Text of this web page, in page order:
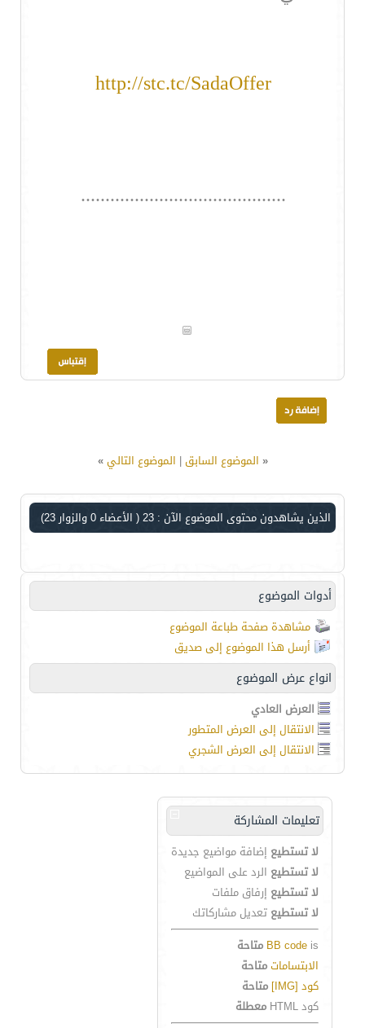
http://stc.tc/SadaOffer
..........................................
« الموضوع السابق| الموضوع التالي»
الذين يشاهدون محتوى الموضوع الآن : 23 ( الأعضاء 0 والزوار 23)
أدوات الموضوع
مشاهدة صفحة طباعة الموضوع
أرسل هذا الموضوع إلى صديق
انواع عرض الموضوع
العرض العادي
الانتقال إلى العرض المتطور
الانتقال إلى العرض الشجري
تعليمات المشاركة
لا تستطيع إضافة مواضيع جديدة
لا تستطيع الرد على المواضيع
لا تستطيع إرفاق ملفات
لا تستطيع تعديل مشاركاتك
BB code is
متاحة
الابتساماتمتاحة
كود [IMG]
متاحة
كود HTML
معطلة